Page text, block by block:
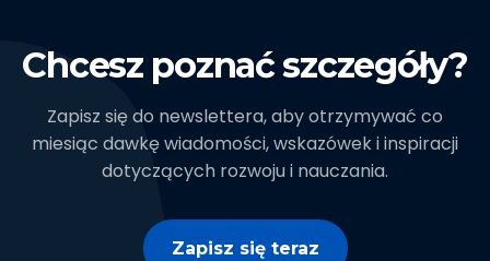
Chcesz poznać szczegóły?
Zapisz się do newslettera, aby otrzymywać co
miesiąc dawkę wiadomości, wskazówek i inspiracji
dotyczących rozwoju i nauczania.
Zapisz się teraz